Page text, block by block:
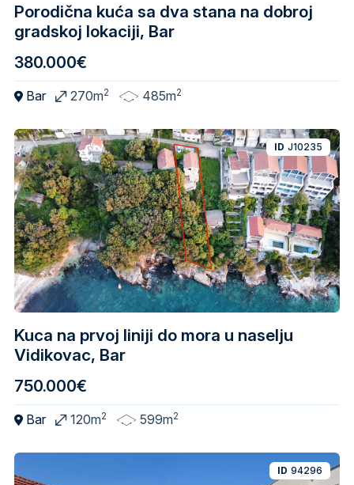
Porodična kuća sa dva stana na dobroj
gradskoj lokaciji, Bar
380.000€
Bar 270m2 485m2
Kuca na prvoj liniji do mora u naselju
Vidikovac, Bar
ID J10235
750.000€
Bar 120m2 599m2
ID 94296